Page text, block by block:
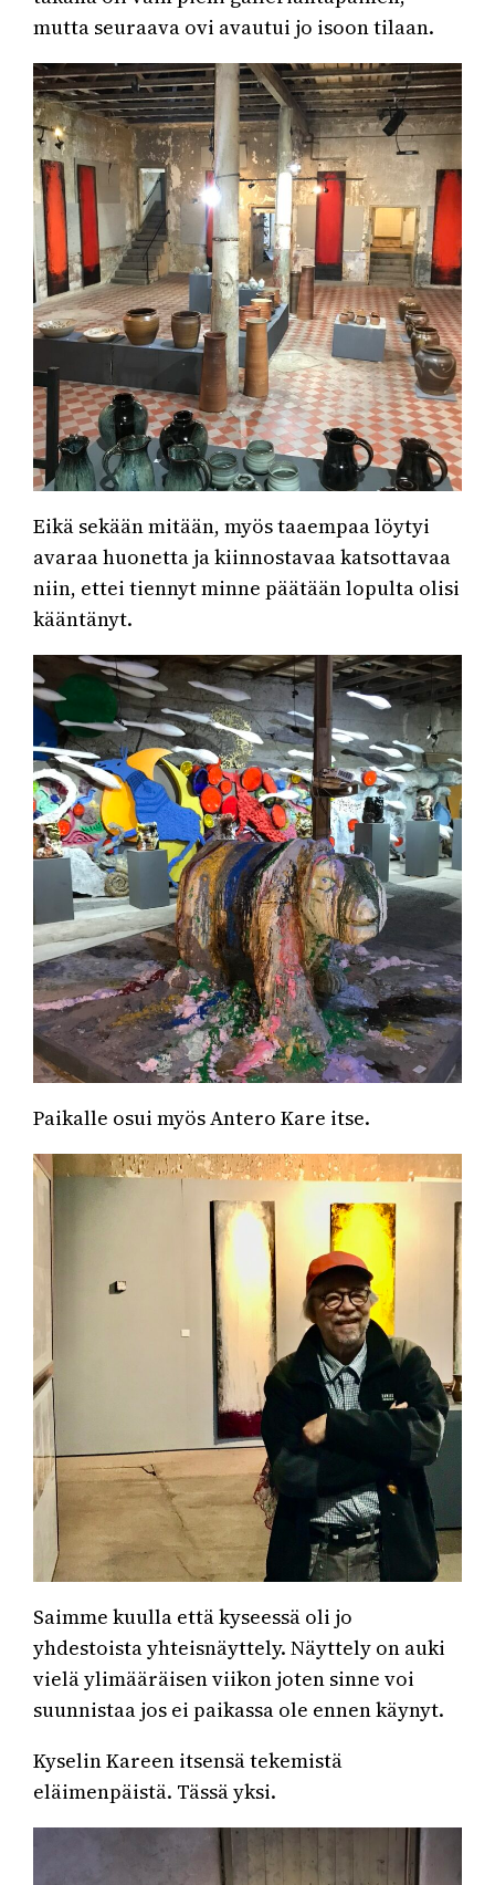
mutta seuraava ovi avautui jo isoon tilaan.
Eikä sekään mitään, myös taaempaa löytyi
avaraa huonetta ja kiinnostavaa katsottavaa
niin, ettei tiennyt minne päätään lopulta olisi
kääntänyt.
Paikalle osui myös Antero Kare itse.
Saimme kuulla että kyseessä oli jo
yhdestoista yhteisnäyttely. Näyttely on auki
vielä ylimääräisen viikon joten sinne voi
suunnistaa jos ei paikassa ole ennen käynyt.
Kyselin Kareen itsensä tekemistä
eläimenpäistä. Tässä yksi.